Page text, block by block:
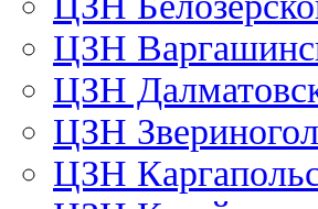
ЦЗН
ЦЗН
ЦЗН
ЦЗН